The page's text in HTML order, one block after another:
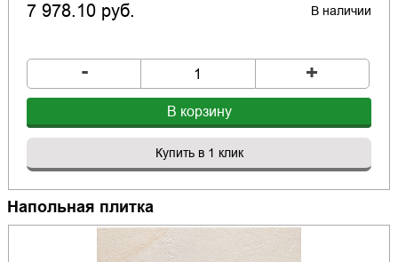
7 978.10 руб. В наличии
- +
В корзину
Купить в 1 клик
Напольная плитка